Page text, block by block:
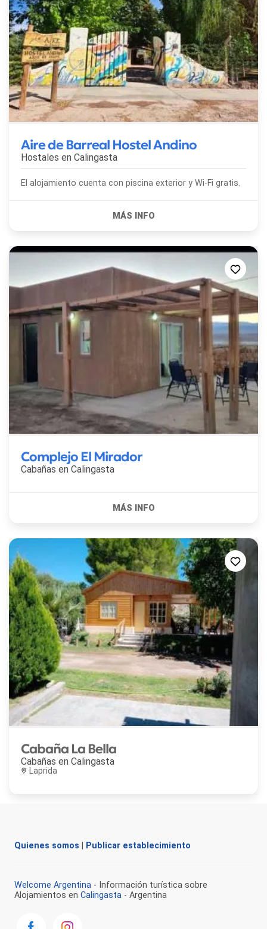
Aire de Barreal Hostel Andino
Hostales en Calingasta
El alojamiento cuenta con piscina exterior y Wi-Fi gratis.
Complejo El Mirador
Cabañas en Calingasta
Cabaña La Bella
Cabañas en Calingasta
Laprida
Quienes somos Publicar establecimiento
Welcome Argentina - Información turística sobre
Alojamientos en Calingasta - Argentina